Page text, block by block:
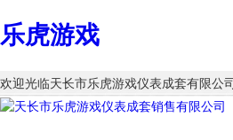
乐虎游戏
欢迎光临天长市乐虎游戏仪表成套有限公